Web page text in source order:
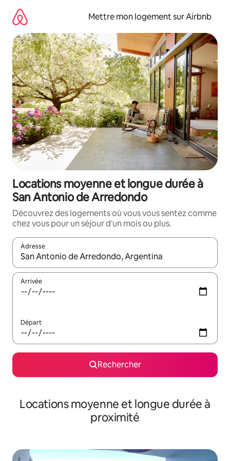
directement
contenu
Mettre mon logement sur Airbnb
Locations moyenne et longue durée à
San Antonio de Arredondo
Découvrez des logements où vous vous sentez comme
chez vous pour un séjour d'un mois ou plus.
Adresse
Lorsque les résultats s'affichent, utilisez les flèches vers le
Arrivée
Départ
Rechercher
Locations moyenne et longue durée à
proximité